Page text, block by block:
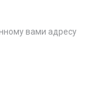
вами адресу